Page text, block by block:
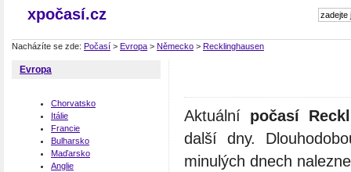
xpočasí.cz
Nacházíte se zde: Počasí > Evropa > Německo > Recklinghausen
Evropa
Chorvatsko
Itálie
Francie
Bulharsko
Maďarsko
Anglie
Aktuální počasí
další dny.
minulých dnech